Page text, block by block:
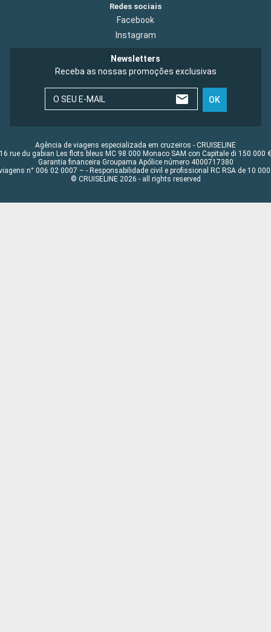
Redes sociais
Facebook
Instagram
Newsletters
Receba as nossas promoções exclusivas
O SEU E-MAIL OK
Agência de viagens especializada em cruzeiros - CRUISELINE
16 rue du gabian Les flots bleus MC 98 000 Monaco SAM con Capitale di 150 000 €
Garantia financeira Groupama Apólice número 4000717380
n° 006 02 0007 – - Responsabilidade civil e profissional RC RSA de 10 000
© CRUISELINE 2026 - all rights reserved